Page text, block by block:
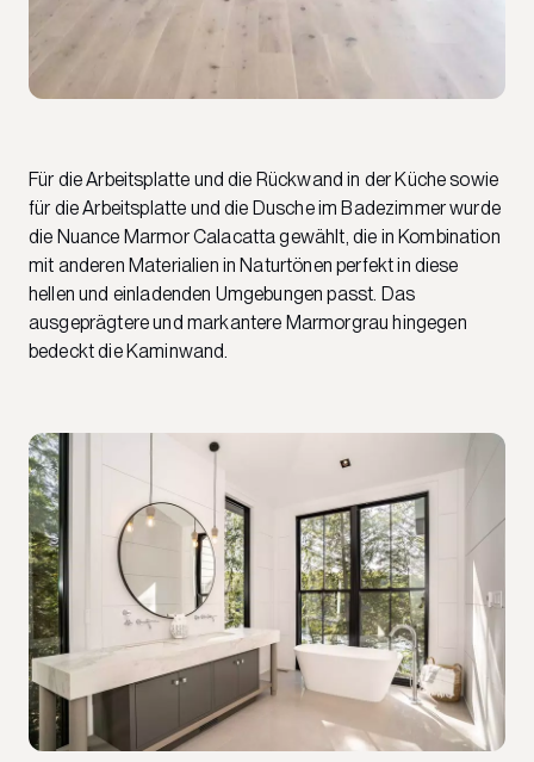
Für die Arbeitsplatte und die Rückwand in der Küche sowie
für die Arbeitsplatte und die Dusche im Badezimmer wurde
die Nuance Marmor Calacatta gewählt, die in Kombination
mit anderen Materialien in Naturtönen perfekt in diese
hellen und einladenden Umgebungen passt. Das
ausgeprägtere und markantere Marmorgrau hingegen
bedeckt die Kaminwand.